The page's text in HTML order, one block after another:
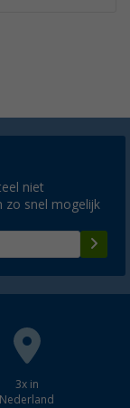
niet
zo snel mogelijk
3x in
Nederland